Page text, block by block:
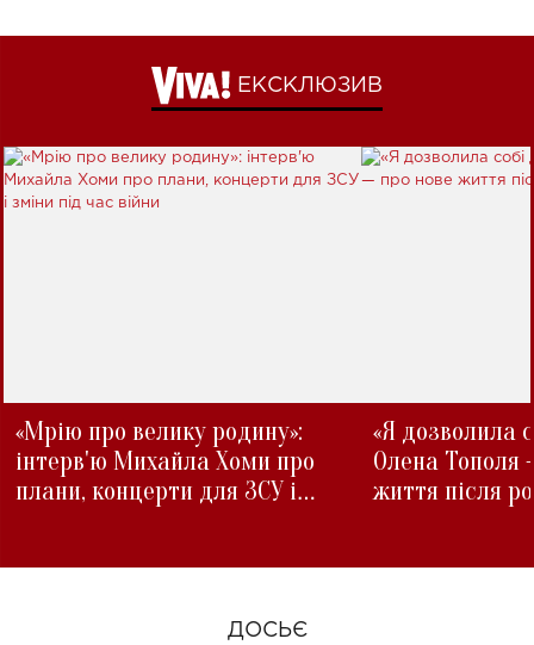
ЕКСКЛЮЗИВ
«Мрію про велику родину»:
інтерв'ю Михайла Хоми про
плани, концерти для ЗСУ і
«Я дозволила
Олена Тополя
життя після
ДОСЬЄ